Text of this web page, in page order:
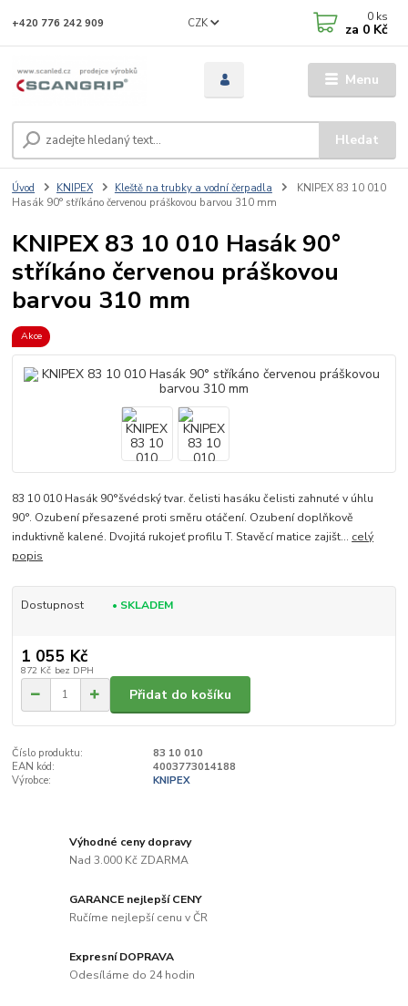
Menu
CZK
Hledat
+420 776 242 909 0 ks
za 0 Kč
Úvod KNIPEX Kleště na trubky a vodní čerpadla
KNIPEX 83 10 010
Hasák 90° stříkáno červenou práškovou barvou 310 mm
KNIPEX 83 10 010 Hasák 90°
stříkáno červenou práškovou
barvou 310 mm
Akce
83 10 010 Hasák 90°švédský tvar. čelisti hasáku čelisti zahnuté v úhlu
90°. Ozubení přesazené proti směru otáčení. Ozubení doplňkově
induktivně kalené. Dvojitá rukojeť profilu T. Stavěcí matice zajišt... celý
popis
Dostupnost • SKLADEM
1 055 Kč
872 Kč bez DPH
Přidat do košíku
Číslo produktu:
83 10 010
EAN kód:
4003773014188
Výrobce:
KNIPEX
Výhodné ceny dopravy
Nad 3.000 Kč ZDARMA
GARANCE nejlepší CENY
Ručíme nejlepší cenu v ČR
Expresní DOPRAVA
Odesíláme do 24 hodin